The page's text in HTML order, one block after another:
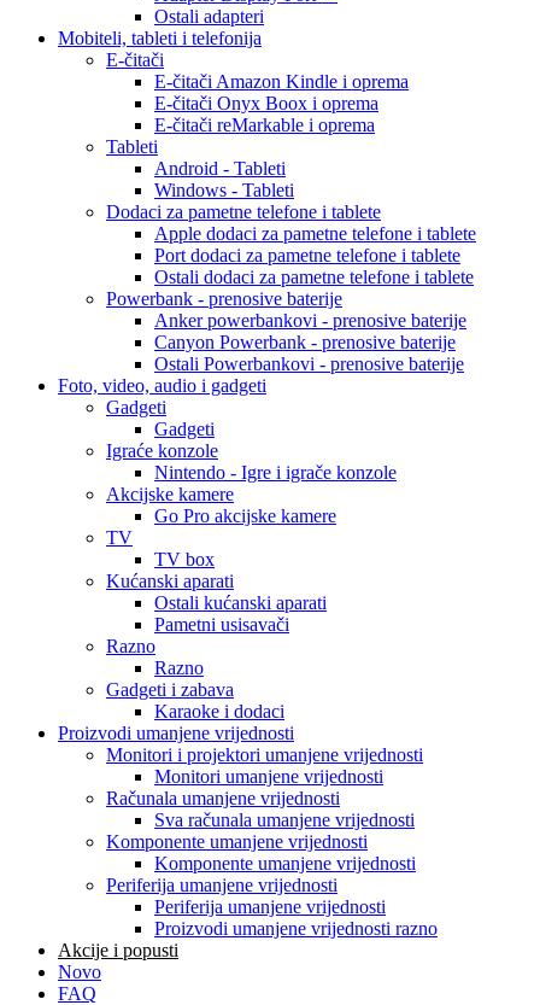
Ostali adapteri
Mobiteli, tableti i telefonija
E-čitači
E-čitači Amazon Kindle i oprema
E-čitači Onyx Boox i oprema
E-čitači reMarkable i oprema
Tableti
Android - Tableti
Windows - Tableti
Dodaci za pametne telefone i tablete
Apple dodaci za pametne telefone i tablete
Port dodaci za pametne telefone i tablete
Ostali dodaci za pametne telefone i tablete
Powerbank - prenosive baterije
Anker powerbankovi - prenosive baterije
Canyon Powerbank - prenosive baterije
Ostali Powerbankovi - prenosive baterije
Foto, video, audio i gadgeti
Gadgeti
Gadgeti
Igraće konzole
Nintendo - Igre i igrače konzole
Akcijske kamere
Go Pro akcijske kamere
TV
TV box
Kućanski aparati
Ostali kućanski aparati
Pametni usisavači
Razno
Razno
Gadgeti i zabava
Karaoke i dodaci
Proizvodi umanjene vrijednosti
Monitori i projektori umanjene vrijednosti
Monitori umanjene vrijednosti
Računala umanjene vrijednosti
Sva računala umanjene vrijednosti
Komponente umanjene vrijednosti
Komponente umanjene vrijednosti
Periferija umanjene vrijednosti
Periferija umanjene vrijednosti
Proizvodi umanjene vrijednosti razno
Akcije i popusti
Novo
FAQ